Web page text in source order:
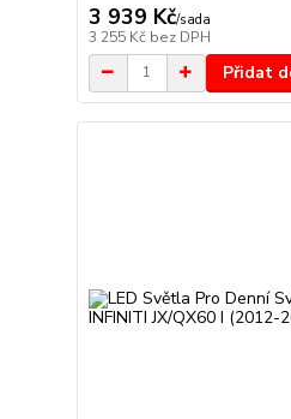
3 939 Kč/sada
3 255 Kč bez DPH
Přidat